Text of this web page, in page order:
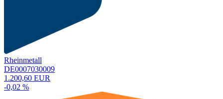
Rheinmetall
DE0007030009
1.200,60 EUR
-0,02 %